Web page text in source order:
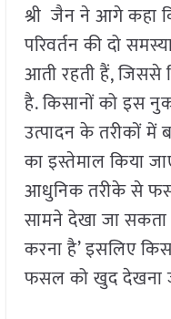
श्री जैन ने आगे कहा
परिवर्तन की दो
आती रहती हैं, जिससे
है. किसानों को इस
उत्पादन के तरीकों
का इस्तेमाल किया
आधुनिक तरीके से
सामने देखा जा सकता
करना है’ इसलिए
फसल को खुद देखना